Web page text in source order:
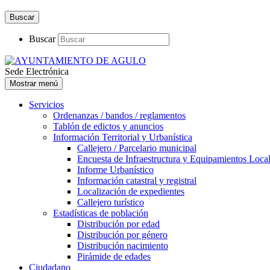
Buscar
Buscar
Sede Electrónica
Mostrar menú
Servicios
Ordenanzas / bandos / reglamentos
Tablón de edictos y anuncios
Información Territorial y Urbanística
Callejero / Parcelario municipal
Encuesta de Infraestructura y Equipamientos
Informe Urbanístico
Información catastral y registral
Localización de expedientes
Callejero turístico
Estadísticas de población
Distribución por edad
Distribución por género
Distribución nacimiento
Pirámide de edades
Ciudadano